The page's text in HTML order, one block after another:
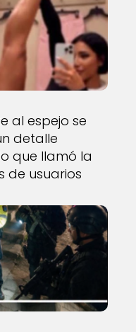
al espejo se
detalle
que llamó la
de usuarios